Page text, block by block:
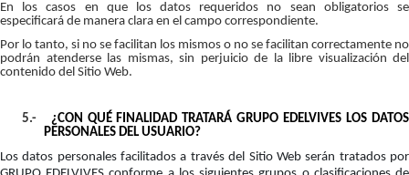
En los casos en que los datos requeridos no sean obligatorios se
especificará de manera clara en el campo correspondiente.
Por lo tanto, si no se facilitan los mismos o no se facilitan correctamente no
podrán atenderse las mismas, sin perjuicio de la libre visualización del
contenido del Sitio Web.
5.-
¿CON QUÉ FINALIDAD TRATARÁ GRUPO EDELVIVES LOS DATOS
PERSONALES DEL USUARIO?
Los datos personales facilitados a través del Sitio Web serán tratados por